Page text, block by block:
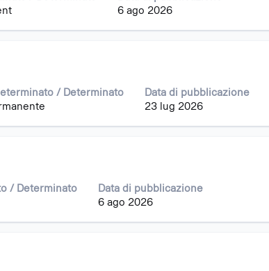
6 ago 2026
/ Determinato
Data di pubblicazione
23 lug 2026
/ Determinato
Data di pubblicazione
6 ago 2026